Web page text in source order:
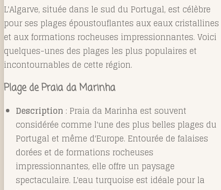
L'Algarve, située dans le sud du Portugal, est célèbre
pour ses plages époustouflantes aux eaux cristallines
et aux formations rocheuses impressionnantes. Voici
quelques-unes des plages les plus populaires et
incontournables de cette région.
Plage de Praia da Marinha
Description : Praia da Marinha est souvent
considérée comme l'une des plus belles plages du
Portugal et même d'Europe. Entourée de falaises
dorées et de formations rocheuses
impressionnantes, elle offre un paysage
spectaculaire. L'eau turquoise est idéale pour la